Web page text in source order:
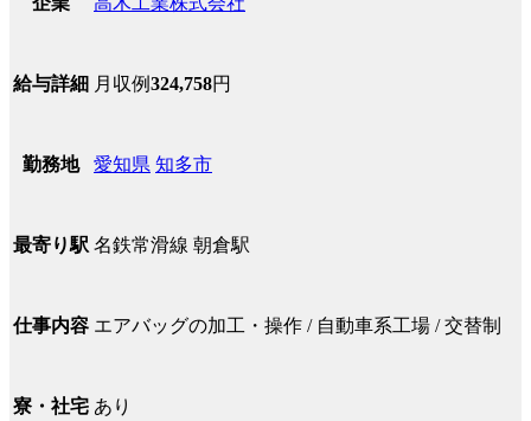
給与詳細 月収例324,758円
勤務地 愛知県 知多市
最寄り駅 名鉄常滑線 朝倉駅
仕事内容 エアバッグの加工・操作 / 自動車系工場 / 交替制
寮・社宅 あり